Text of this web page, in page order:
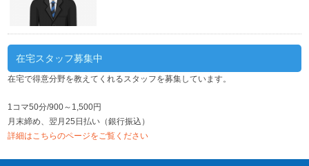
在宅スタッフ募集中
在宅で得意分野を教えてくれるスタッフを募集しています。
1コマ50分/900～1,500円
月末締め、翌月25日払い（銀行振込）
詳細はこちらのページをご覧ください